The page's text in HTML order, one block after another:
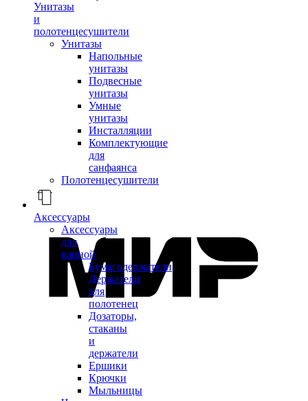
Унитазы
и
полотенцесушители
Унитазы
Напольные
унитазы
Подвесные
унитазы
Умные
унитазы
Инсталляции
Комплектующие
для
санфаянса
Полотенцесушители
Аксессуары
Аксессуары
для
ванной
Бумагодержатели
Держатели
для
полотенец
Дозаторы,
стаканы
и
держатели
Ершики
Крючки
Мыльницы